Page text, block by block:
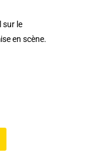
sur le
en scène.